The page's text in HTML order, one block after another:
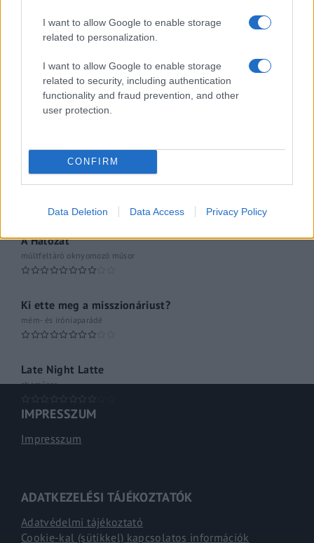
I want to allow Google to enable storage
related to personalization.
I want to allow Google to enable storage
related to security, including authentication
functionality and fraud prevention, and other
user protection.
CONFIRM
Data Deletion Data Access Privacy Policy
Az ügy
oknyomozó műsor
Pesti riporter
Közéleti esti műsor
A riporter
A Hálózat
múltfeltáró oknyomozó műsor
Ki ette meg a misszionáriust?
mém- és iróniaparádé
Late Night Latte
shoműsor
IMPRESSZUM
Impresszum
ADATKEZELÉSI TÁJÉKOZTATÓK
Adatvédelmi tájékoztató
Cookie-kal (sütikkel) kapcsolatos információk